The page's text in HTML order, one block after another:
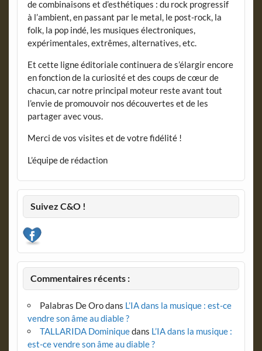
de combinaisons et d’esthétiques : du rock progressif
à l’ambient, en passant par le metal, le post-rock, la
folk, la pop indé, les musiques électroniques,
expérimentales, extrêmes, alternatives, etc.
Et cette ligne éditoriale continuera de s’élargir encore
en fonction de la curiosité et des coups de cœur de
chacun, car notre principal moteur reste avant tout
l’envie de promouvoir nos découvertes et de les
partager avec vous.
Merci de vos visites et de votre fidélité !
L’équipe de rédaction
Suivez C&O !
Commentaires récents :
Palabras De Orodans L’IA dans la musique : est-ce
vendre son âme au diable ?
TALLARIDA Dominiquedans L’IA dans la musique :
est-ce vendre son âme au diable ?